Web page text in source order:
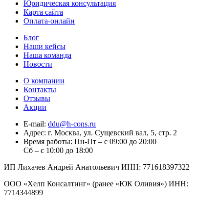
Юридическая консультация
Карта сайта
Оплата-онлайн
Блог
Наши кейсы
Наша команда
Новости
О компании
Контакты
Отзывы
Акции
E-mail: ddu@h-cons.ru
Адрес: г. Москва, ул. Сущевский вал, 5, стр. 2
Время работы: Пн-Пт – с 09:00 до 20:00
Сб – с 10:00 до 18:00
ИП Лихачев Андрей Анатольевич ИНН: 771618397322
ООО «Хелп Консалтинг» (ранее «ЮК Оливия») ИНН:
7714344899